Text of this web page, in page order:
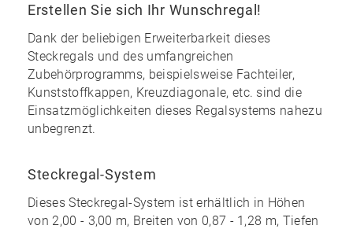
Erstellen Sie sich Ihr Wunschregal!
Dank der beliebigen Erweiterbarkeit dieses
Steckregals und des umfangreichen
Zubehörprogramms, beispielsweise Fachteiler,
Kunststoffkappen, Kreuzdiagonale, etc. sind die
Einsatzmöglichkeiten dieses Regalsystems nahezu
unbegrenzt.
Steckregal-System
Dieses Steckregal-System ist erhältlich in Höhen
von 2,00 - 3,00 m, Breiten von 0,87 - 1,28 m, Tiefen